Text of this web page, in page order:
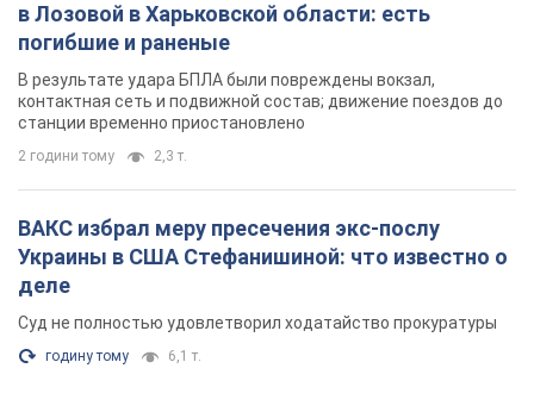
в Лозовой в Харьковской области: есть
погибшие и раненые
В результате удара БПЛА были повреждены вокзал,
контактная сеть и подвижной состав; движение поездов до
станции временно приостановлено
2 години тому 2,3 т.
ВАКС избрал меру пресечения экс-послу
Украины в США Стефанишиной: что известно о
деле
Суд не полностью удовлетворил ходатайство прокуратуры
годину тому 6,1 т.